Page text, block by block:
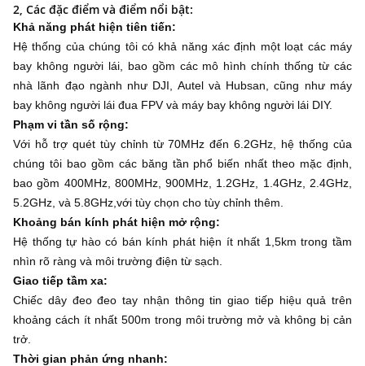
2, Các đặc điểm và điểm nổi bật:
Khả năng phát hiện tiên tiến:
Hệ thống của chúng tôi có khả năng xác định một loạt các máy
bay không người lái, bao gồm các mô hình chính thống từ các
nhà lãnh đạo ngành như DJI, Autel và Hubsan, cũng như máy
bay không người lái đua FPV và máy bay không người lái DIY.
Phạm vi tần số rộng:
Với hỗ trợ quét tùy chỉnh từ 70MHz đến 6.2GHz, hệ thống của
chúng tôi bao gồm các băng tần phổ biến nhất theo mặc định,
bao gồm 400MHz, 800MHz, 900MHz, 1.2GHz, 1.4GHz, 2.4GHz,
5.2GHz, và 5.8GHz,với tùy chọn cho tùy chỉnh thêm.
Khoảng bán kính phát hiện mở rộng:
Hệ thống tự hào có bán kính phát hiện ít nhất 1,5km trong tầm
nhìn rõ ràng và môi trường điện từ sạch.
Giao tiếp tầm xa:
Chiếc dây đeo đeo tay nhận thông tin giao tiếp hiệu quả trên
khoảng cách ít nhất 500m trong môi trường mở và không bị cản
trở.
Thời gian phản ứng nhanh: